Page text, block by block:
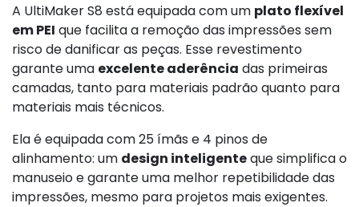
A UltiMaker S8 está equipada com um plato flexível
em PEI que facilita a remoção das impressões sem
risco de danificar as peças. Esse revestimento
garante uma excelente aderência das primeiras
camadas, tanto para materiais padrão quanto para
materiais mais técnicos.
Ela é equipada com 25 ímãs e 4 pinos de
alinhamento: um design inteligenteque simplifica o
manuseio e garante uma melhor repetibilidade das
impressões, mesmo para projetos mais exigentes.